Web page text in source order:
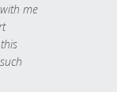
me